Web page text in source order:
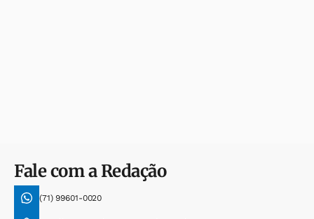
Fale com a Redação
(71) 99601-0020